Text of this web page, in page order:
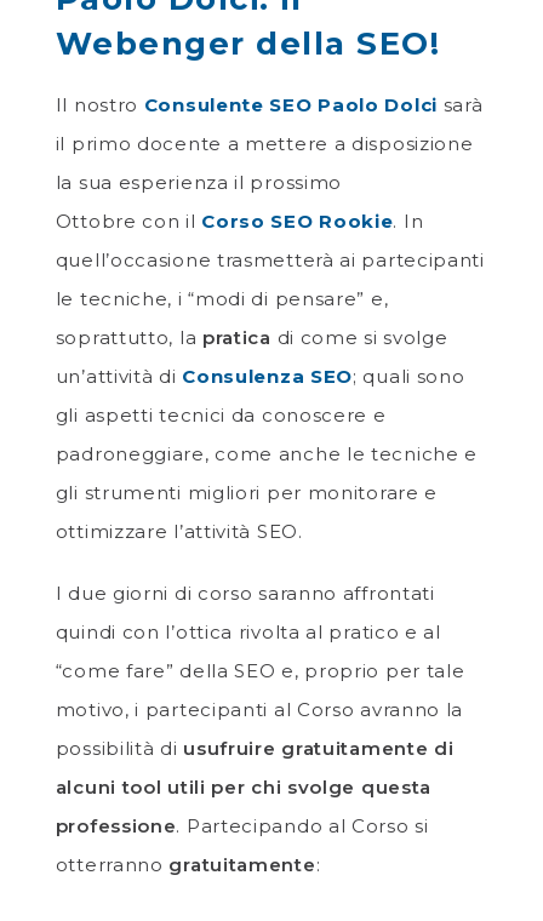
Webenger della SEO!
Il nostro Consulente SEO Paolo Dolci sarà
il primo docente a mettere a disposizione
la sua esperienza il prossimo
Ottobre con il Corso SEO Rookie. In
quell’occasione trasmetterà ai partecipanti
le tecniche, i “modi di pensare” e,
soprattutto, la pratica di come si svolge
un’attività di Consulenza SEO; quali sono
gli aspetti tecnici da conoscere e
padroneggiare, come anche le tecniche e
gli strumenti migliori per monitorare e
ottimizzare l’attività SEO.
I due giorni di corso saranno affrontati
quindi con l’ottica rivolta al pratico e al
“come fare” della SEO e, proprio per tale
motivo, i partecipanti al Corso avranno la
possibilità di usufruire gratuitamente di
alcuni tool utili per chi svolge questa
professione. Partecipando al Corso si
otterranno gratuitamente: